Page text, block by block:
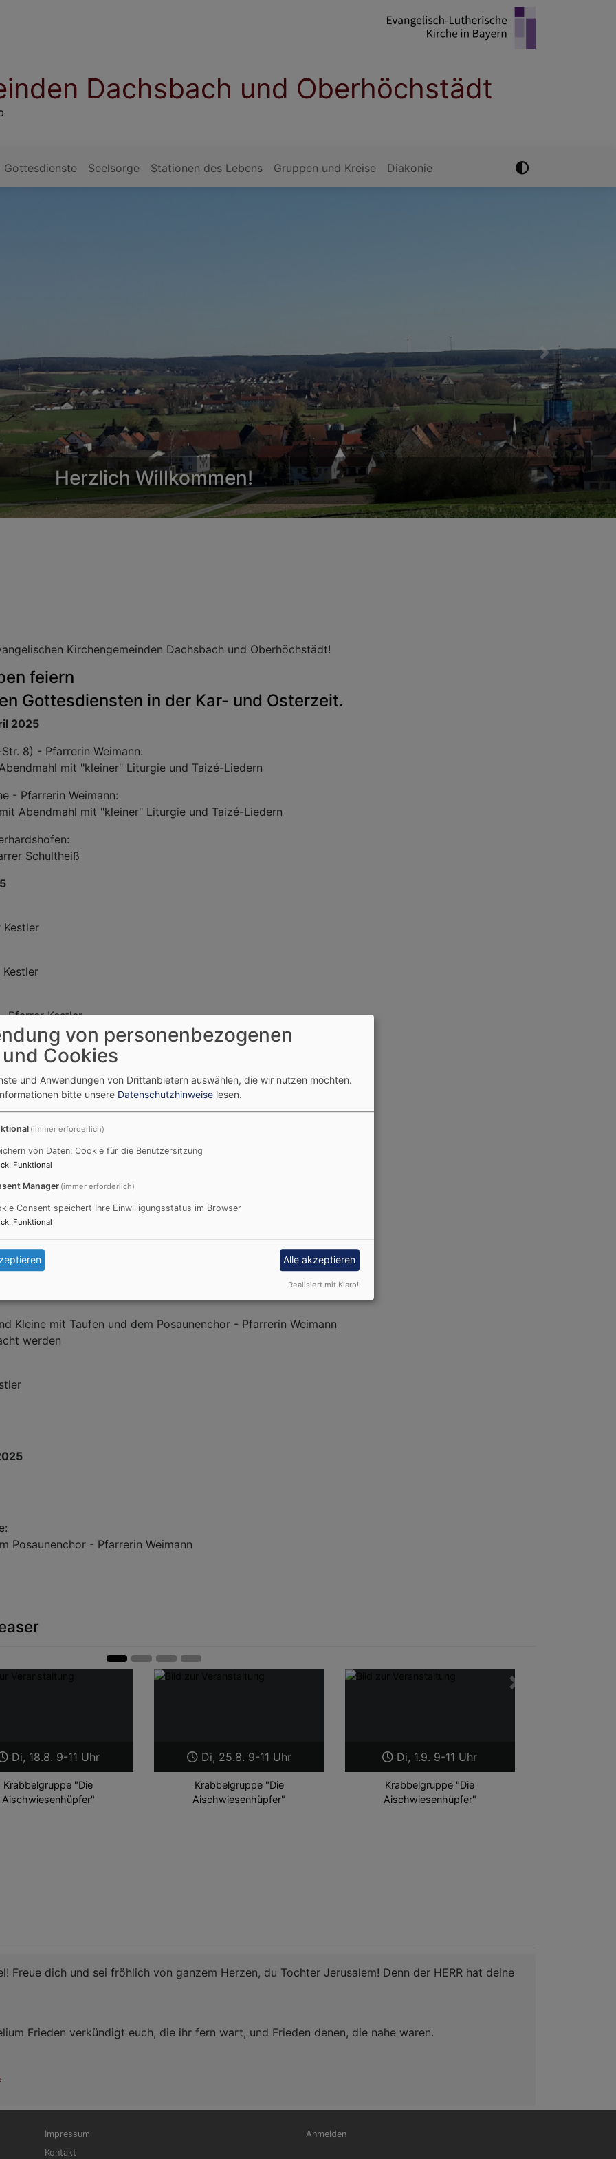
Dachsbach und Oberhöchstädt
Gottesdienste Seelsorge Stationen des Lebens Gruppen und Kreise Diakonie
Willkommen
den Seiten der evangelischen Kirchengemeinden Dachsbach und Oberhöchstädt!
Next
Kirchengemeinden Dachsbach und Oberhöchstädt!
feiern
Gottesdiensten in der Kar- und Osterzeit.
2025
8) - Pfarrerin Weimann:
mit "kleiner" Liturgie und Taizé-Liedern
- Pfarrerin Weimann:
Abendmahl mit "kleiner" Liturgie und Taizé-Liedern
Schultheiß
Pfarrer Kestler
Weimann und Team
können mitgebracht werden
der Kirche)
- Yvonne Hoffmann, Pfarrerin Weimann
Kleine mit Taufen und dem Posaunenchor - Pfarrerin Weimann
werden
Posaunenchor - Pfarrerin Weimann
Di, 18.8. 9-11 Uhr
Krabbelgruppe "Die
Aischwiesenhüpfer"
Di, 25.8. 9-11 Uhr
Krabbelgruppe "Die
Aischwiesenhüpfer"
Di, 1.9. 9-11 Uhr
Krabbelgruppe "Die
Aischwiesenhüpfer"
Freue dich und sei fröhlich von ganzem Herzen, du Tochter Jerusalem! Denn der HERR hat deine
Frieden verkündigt euch, die ihr fern wart, und Frieden denen, die nahe waren.
Fußbereichsmenü
Impressum
Kontakt
Benutzermenü
Anmelden
von personenbezogenen
Cookies
und Anwendungen von Drittanbietern auswählen, die wir nutzen möchten.
bitte unsere Datenschutzhinweise lesen.
(immer erforderlich)
von Daten: Cookie für die Benutzersitzung
: Funktional
Manager (immer erforderlich)
Consent speichert Ihre Einwilligungsstatus im Browser
: Funktional
Alle akzeptieren
Realisiert mit Klaro!